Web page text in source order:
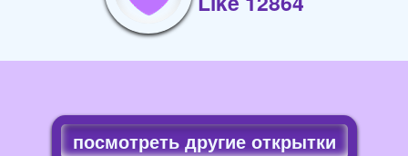
посмотреть другие открытки